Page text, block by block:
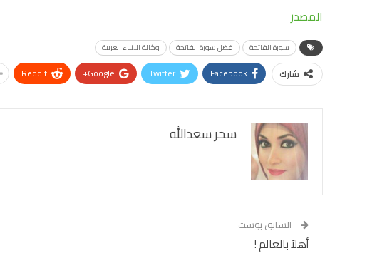
المصدر
سورة الفاتحة فضل سورة الفاتحة وكالة الانباء العربية
شارك Facebook
Twitter
Google+
ReddIt
سحر سعدالله
السابق بوست
أهلاً بالعالم !